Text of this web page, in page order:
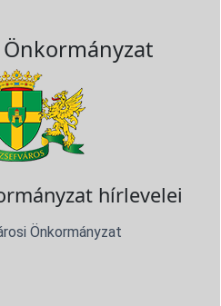
Önkormányzat
hírlevelei
Önkormányzat